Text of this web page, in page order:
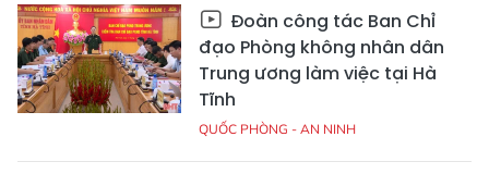
Đoàn công tác Ban Chỉ
đạo Phòng không nhân dân
Trung ương làm việc tại Hà
Tĩnh
QUỐC PHÒNG - AN NINH